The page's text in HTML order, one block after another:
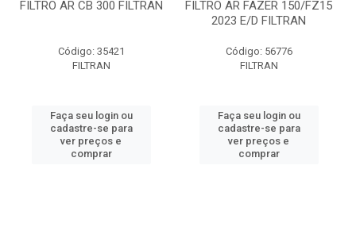
FILTRO AR CB 300 FILTRAN
Código: 35421
FILTRAN
Faça seu login ou
cadastre-se para
ver preços e
comprar
FILTRO AR FAZER 150/FZ15
2023 E/D FILTRAN
Código: 56776
FILTRAN
Faça seu login ou
cadastre-se para
ver preços e
comprar